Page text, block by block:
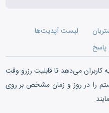
لیست آپدیت‌ها
کاربران می‌دهد تا قابلیت رزرو وقت
را در روز و زمان مشخص بر روی